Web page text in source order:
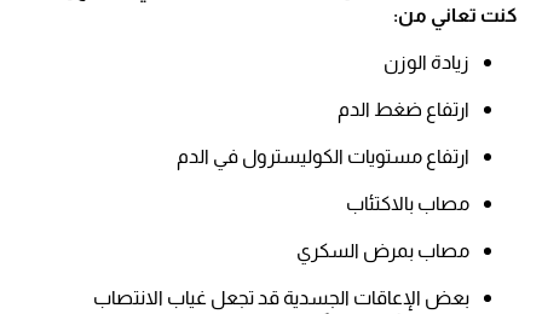
كنت تعاني من:
زيادة الوزن
ارتفاع ضغط الدم
ارتفاع مستويات الكوليسترول في الدم
مصاب بالاكتئاب
مصاب بمرض السكري
بعض الإعاقات الجسدية قد تجعل غياب الانتصاب